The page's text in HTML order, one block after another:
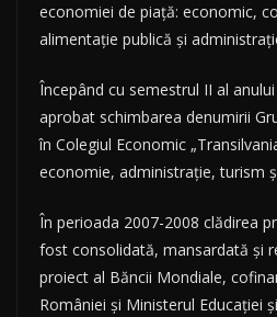
economiei de piaţă: economic,
alimentaţie publică şi
Începând cu semestrul II al
aprobat schimbarea denumirii
în Colegiul Economic
economie, administraţie, turism
În perioada 2007-2008 clădirea
fost consolidată, mansardată şi
proiect al Băncii Mondiale,
României şi Ministerul Educaţiei